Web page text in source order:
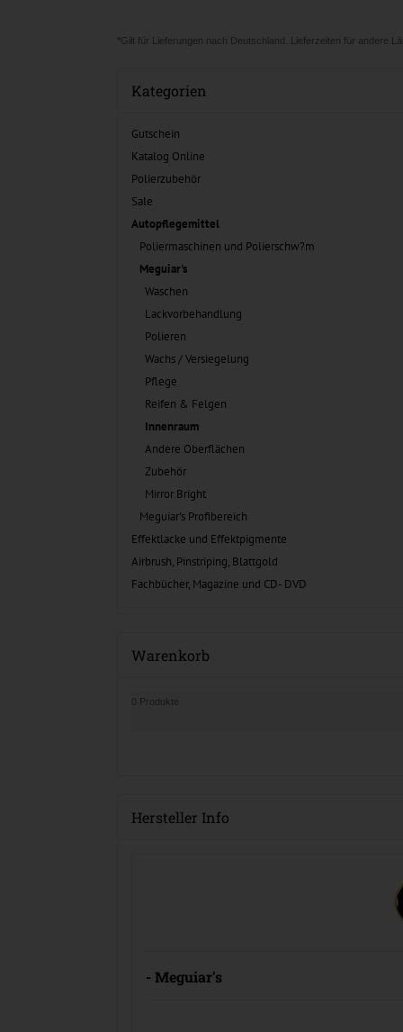
*Gilt für Lieferungen nach Deutschland. Lieferzeiten für andere
Kategorien
Gutschein
Katalog Online
Polierzubehör
Sale
Autopflegemittel
Poliermaschinen und Polierschw?m
Meguiar's
Waschen
Lackvorbehandlung
Polieren
Wachs / Versiegelung
Pflege
Reifen & Felgen
Innenraum
Andere Oberflächen
Zubehör
Mirror Bright
Meguiar's Profibereich
Effektlacke und Effektpigmente
Airbrush, Pinstriping, Blattgold
Fachbücher, Magazine und CD- DVD
Warenkorb
0 Produkte
Hersteller Info
- Meguiar's